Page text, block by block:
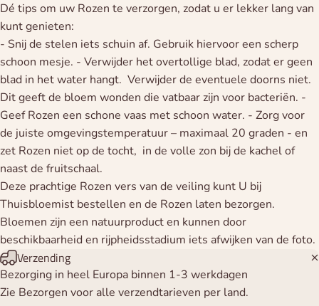
Dé tips om uw Rozen te verzorgen, zodat u er lekker lang van
kunt genieten:
- Snij de stelen iets schuin af. Gebruik hiervoor een scherp
schoon mesje. - Verwijder het overtollige blad, zodat er geen
blad in het water hangt. Verwijder de eventuele doorns niet.
Dit geeft de bloem wonden die vatbaar zijn voor bacteriën. -
Geef Rozen een schone vaas met schoon water. - Zorg voor
de juiste omgevingstemperatuur – maximaal 20 graden - en
zet Rozen niet op de tocht, in de volle zon bij de kachel of
naast de fruitschaal.
Deze prachtige Rozen vers van de veiling kunt U bij
Thuisbloemist bestellen en de Rozen laten bezorgen.
Bloemen zijn een natuurproduct en kunnen door
beschikbaarheid en rijpheidsstadium iets afwijken van de foto.
Verzending
Bezorging in heel Europa binnen 1-3 werkdagen
Zie Bezorgen voor alle verzendtarieven per land.